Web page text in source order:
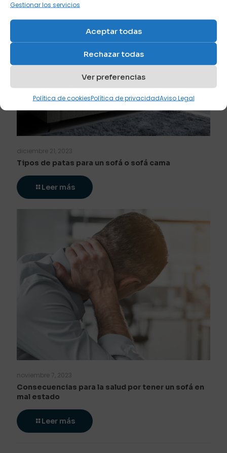
Gestionar los servicios
Aceptar todas
Rechazar todas
Ver preferencias
Política de cookiesPolítica de privacidadAviso Legal
Leer más
diciembre 21, 2023
Tipos de patas para un sofá o sofá cama
Leer más
noviembre 7, 2023
Consecuencias para la salud por tener un sofá en
mal estado
Leer más